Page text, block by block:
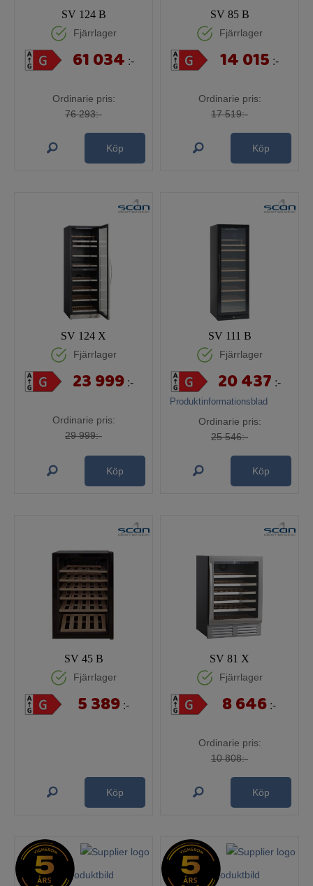
SV 124 B
Fjärrlager
61 034 :-
Ordinarie pris:
76 293:-
Köp
SV 85 B
Fjärrlager
14 015 :-
Ordinarie pris:
17 519:-
Köp
SV 124 X
Fjärrlager
23 999 :-
Ordinarie pris:
29 999:-
Köp
SV 111 B
Fjärrlager
Produktinformationsblad
20 437 :-
Ordinarie pris:
25 546:-
Köp
SV 45 B
Fjärrlager
5 389 :-
Köp
SV 81 X
Fjärrlager
8 646 :-
Ordinarie pris:
10 808:-
Köp